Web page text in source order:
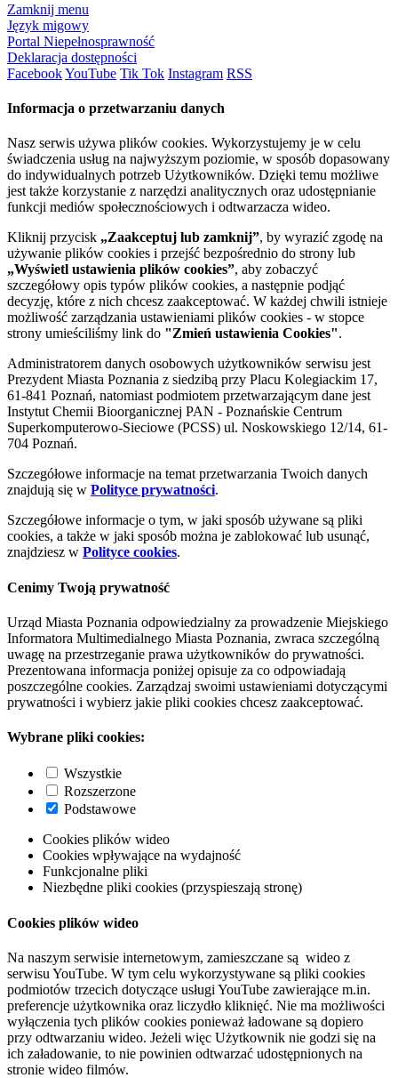
Zamknij menu
Język migowy
Portal Niepełnosprawność
Deklaracja dostępności
FacebookYouTube Tik Tok Instagram RSS
Informacja o przetwarzaniu danych
Nasz serwis używa plików cookies. Wykorzystujemy je w celu
świadczenia usług na najwyższym poziomie, w sposób dopasowany
do indywidualnych potrzeb Użytkowników. Dzięki temu możliwe
jest także korzystanie z narzędzi analitycznych oraz udostępnianie
funkcji mediów społecznościowych i odtwarzacza wideo.
Kliknij przycisk „Zaakceptuj lub zamknij”, by wyrazić zgodę na
używanie plików cookies i przejść bezpośrednio do strony lub
„Wyświetl ustawienia plików cookies”, aby zobaczyć
szczegółowy opis typów plików cookies, a następnie podjąć
decyzję, które z nich chcesz zaakceptować. W każdej chwili istnieje
możliwość zarządzania ustawieniami plików cookies - w stopce
strony umieściliśmy link do "Zmień ustawienia Cookies".
Administratorem danych osobowych użytkowników serwisu jest
Prezydent Miasta Poznania z siedzibą przy Placu Kolegiackim 17,
61-841 Poznań, natomiast podmiotem przetwarzającym dane jest
Instytut Chemii Bioorganicznej PAN - Poznańskie Centrum
Superkomputerowo-Sieciowe (PCSS) ul. Noskowskiego 12/14, 61-
704 Poznań.
Szczegółowe informacje na temat przetwarzania Twoich danych
znajdują się w Polityce prywatności.
Szczegółowe informacje o tym, w jaki sposób używane są pliki
cookies, a także w jaki sposób można je zablokować lub usunąć,
znajdziesz w Polityce cookies.
Cenimy Twoją prywatność
Urząd Miasta Poznania odpowiedzialny za prowadzenie Miejskiego
Informatora Multimedialnego Miasta Poznania, zwraca szczególną
uwagę na przestrzeganie prawa użytkowników do prywatności.
Prezentowana informacja poniżej opisuje za co odpowiadają
poszczególne cookies. Zarządzaj swoimi ustawieniami dotyczącymi
prywatności i wybierz jakie pliki cookies chcesz zaakceptować.
Wybrane pliki cookies:
Wszystkie
Rozszerzone
Podstawowe
Cookies plików wideo
Cookies wpływające na wydajność
Funkcjonalne pliki
Niezbędne pliki cookies (przyspieszają stronę)
Cookies plików wideo
Na naszym serwisie internetowym, zamieszczane są wideo z
serwisu YouTube. W tym celu wykorzystywane są pliki cookies
podmiotów trzecich dotyczące usługi YouTube zawierające m.in.
preferencje użytkownika oraz liczydło kliknięć. Nie ma możliwości
wyłączenia tych plików cookies ponieważ ładowane są dopiero
przy odtwarzaniu wideo. Jeżeli więc Użytkownik nie godzi się na
ich załadowanie, to nie powinien odtwarzać udostępnionych na
stronie wideo filmów.